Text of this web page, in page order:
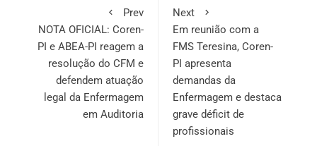
Prev
NOTA OFICIAL: Coren-
PI e ABEA-PI reagem a
resolução do CFM e
defendem atuação
legal da Enfermagem
em Auditoria
Next
Em reunião com a
FMS Teresina, Coren-
PI apresenta
demandas da
Enfermagem e destaca
grave déficit de
profissionais